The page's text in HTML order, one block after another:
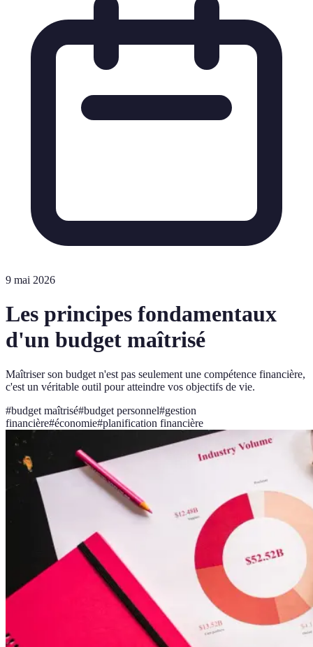
9 mai 2026
Les principes fondamentaux
d'un budget maîtrisé
Maîtriser son budget n'est pas seulement une compétence financière,
c'est un véritable outil pour atteindre vos objectifs de vie.
#budget maîtrisé#budget personnel#gestion
financière#économie#planification financière